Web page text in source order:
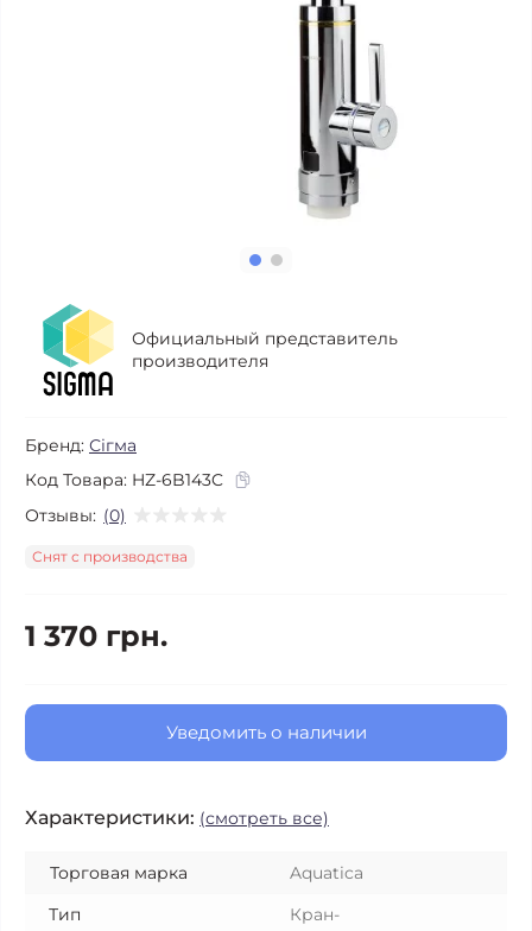
Официальный представитель
производителя
Бренд: Сігма
Код Товара: HZ-6B143C
Отзывы: (0)
Снят с производства
1 370 грн.
Уведомить о наличии
Характеристики: (смотреть все)
Торговая марка
Aquatica
Тип
Кран-